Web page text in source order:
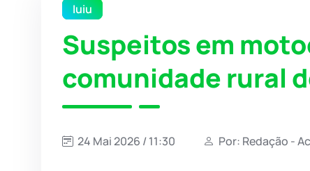
Iuiu
Suspeitos em
comunidade rural
24 Mai 2026 / 11:30 Por: Redação -